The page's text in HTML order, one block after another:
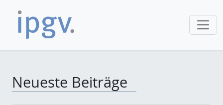
Neueste Beiträge